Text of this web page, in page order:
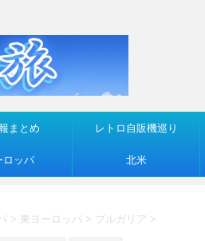
まとめ レトロ自販機巡り
ロッパ 北米
> 東ヨーロッパ > ブルガリア >